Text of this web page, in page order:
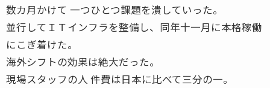
数カ月かけて 一つひとつ課題を潰していった。
並行してＩＴインフラを整備し、同年十一月に本格稼働
にこぎ着けた。
海外シフトの効果は絶大だった。
現場スタッフの人 件費は日本に比べて三分の一。